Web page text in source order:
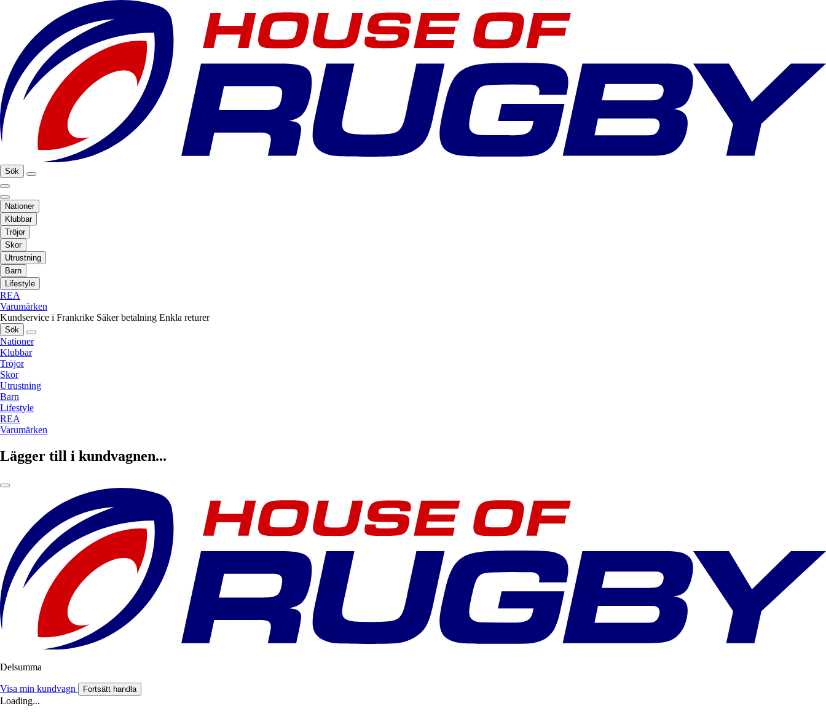
Sök
Nationer
Klubbar
Tröjor
Skor
Utrustning
Barn
Lifestyle
REA
Varumärken
Kundservice i Frankrike Säker betalning Enkla returer
Sök
Nationer
Klubbar
Tröjor
Skor
Utrustning
Barn
Lifestyle
REA
Varumärken
Lägger till i kundvagnen...
Delsumma
Visa min kundvagn Fortsätt handla
Loading...